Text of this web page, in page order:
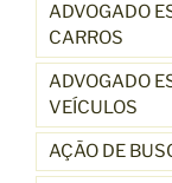
ADVOGADO
CARROS
ADVOGADO
VEÍCULOS
AÇÃO DE